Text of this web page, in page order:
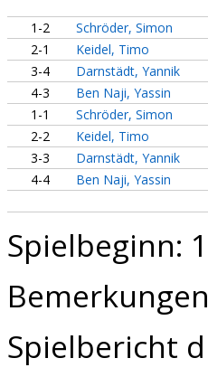
1-2
Schröder, Simon
2-1
Keidel, Timo
3-4
Darnstädt, Yannik
4-3
Ben Naji, Yassin
1-1
Schröder, Simon
2-2
Keidel, Timo
3-3
Darnstädt, Yannik
4-4
Ben Naji, Yassin
Spielbeginn:
Spielbericht